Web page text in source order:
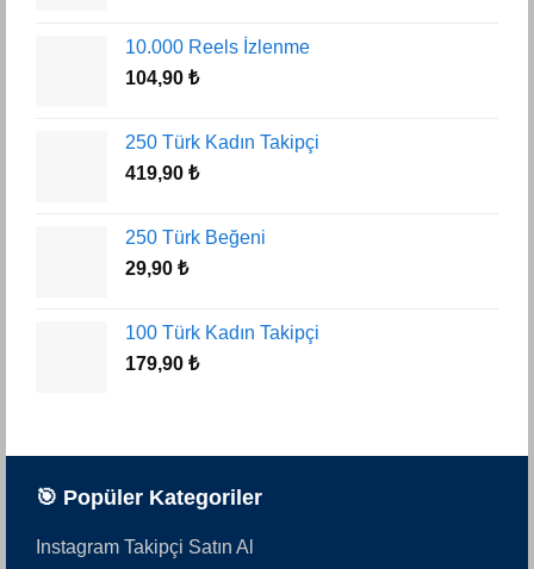
10.000 Reels İzlenme
104,90 ₺
250 Türk Kadın Takipçi
419,90 ₺
250 Türk Beğeni
29,90 ₺
100 Türk Kadın Takipçi
179,90 ₺
🎯 Popüler Kategoriler
Instagram Takipçi Satın Al